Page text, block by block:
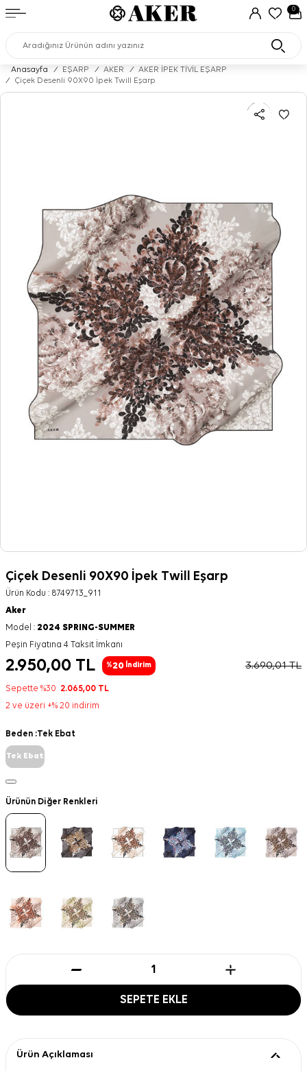
0
Anasayfa / EŞARP / AKER /
AKER İPEK TİVİL EŞARP
/
Çiçek Desenli 90X90 İpek Twill Eşarp
Çiçek Desenli 90X90 İpek Twill Eşarp
Ürün Kodu : 8749713_911
Aker
Model : 2024 SPRING-SUMMER
Peşin Fiyatına 4 Taksit İmkanı
2.950,00 TL %20 İndirim 3.690,01TL
Sepette %30 2.065,00 TL
2 ve üzeri +% 20 indirim
Beden :Tek Ebat
Tek Ebat
Ürünün Diğer Renkleri
SEPETE EKLE
Ürün Açıklaması